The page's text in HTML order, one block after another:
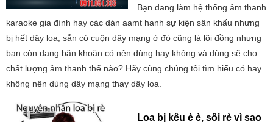
Bạn đang làm hệ thống âm thanh
karaoke gia đình hay các dàn aamt hanh sự kiện sân khấu nhưng
bị hết dây loa, sẵn có cuộn dây mạng ở đó cũng là lõi đồng nhưng
bạn còn đang băn khoăn có nên dùng hay không và dùng sẽ cho
chất lượng âm thanh thế nào? Hãy cùng chúng tôi tìm hiểu có hay
không nên dùng dây mạng thay dây loa.
Loa bị kêu è è, sôi rè vì sao